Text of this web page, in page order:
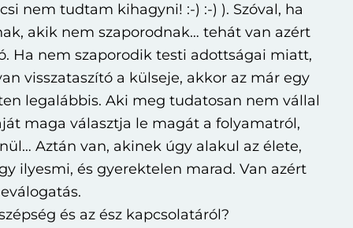
nem tudtam kihagyni! :-) :-) ). Szóval, ha
akik nem szaporodnak… tehát van azért
Ha nem szaporodik testi adottságai miatt,
visszataszító a külseje, akkor az már egy
legalábbis. Aki meg tudatosan nem vállal
maga választja le magát a folyamatról,
Aztán van, akinek úgy alakul az élete,
ilyesmi, és gyerektelen marad. Van azért
és az ész kapcsolatáról?